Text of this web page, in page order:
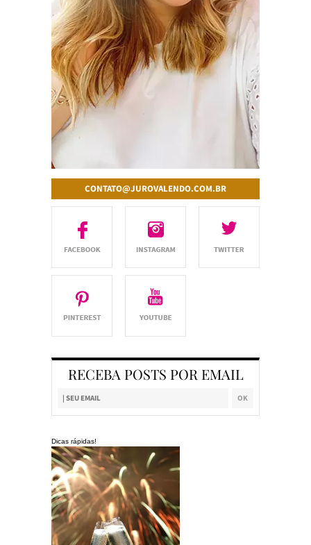
CONTATO@JUROVALENDO.COM.BR
RECEBA POSTS POR EMAIL
Dicas rápidas!